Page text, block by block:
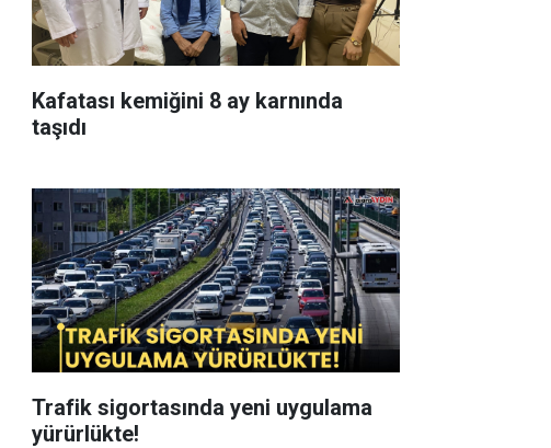
Kafatası kemiğini 8 ay karnında
taşıdı
Trafik sigortasında yeni uygulama
yürürlükte!